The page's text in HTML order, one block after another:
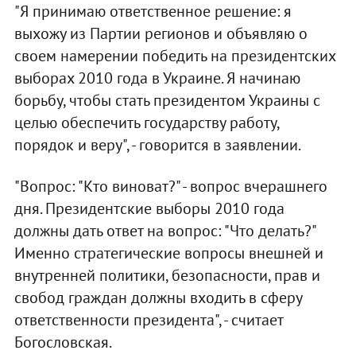
"Я принимаю ответственное решение: я
выхожу из Партии регионов и объявляю о
своем намерении победить на президентских
выборах 2010 года в Украине. Я начинаю
борьбу, чтобы стать президентом Украины с
целью обеспечить государству работу,
порядок и веру", - говорится в заявлении.
"Вопрос: "Кто виноват?" - вопрос вчерашнего
дня. Президентские выборы 2010 года
должны дать ответ на вопрос: "Что делать?"
Именно стратегические вопросы внешней и
внутренней политики, безопасности, прав и
свобод граждан должны входить в сферу
ответственности президента", - считает
Богословская.